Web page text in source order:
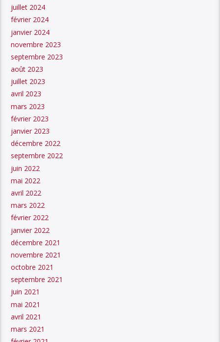
juillet 2024
février 2024
janvier 2024
novembre 2023
septembre 2023
août 2023
juillet 2023
avril 2023
mars 2023
février 2023
janvier 2023
décembre 2022
septembre 2022
juin 2022
mai 2022
avril 2022
mars 2022
février 2022
janvier 2022
décembre 2021
novembre 2021
octobre 2021
septembre 2021
juin 2021
mai 2021
avril 2021
mars 2021